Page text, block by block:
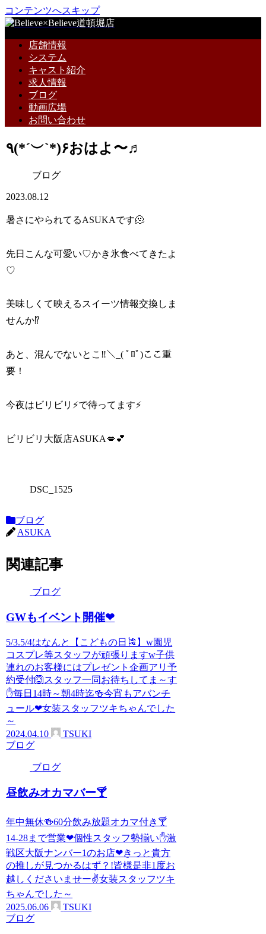
コンテンツへスキップ
店舗情報
システム
キャスト紹介
求人情報
ブログ
動画広場
お問い合わせ
٩(*´︶`*)۶おはよ〜♬
ブログ
2023.08.12
暑さにやられてるASUKAです🫠
先日こんな可愛い♡かき氷食べてきたよ
♡
美味しくて映えるスイーツ情報交換しま
せんか⁉️
あと、混んでないとこ‼️＼_( ﾟﾛﾟ)ここ重
要！
今夜はビリビリ⚡️で待ってます⚡️
ビリビリ大阪店ASUKA💋💕
DSC_1525
ブログ
ASUKA
関連記事
ブログ
GWもイベント開催❤
5/3.5/4はなんと【こどもの日🎏】w園児
コスプレ等スタッフが頑張りますw子供
連れのお客様にはプレゼント企画アリ予
約受付🙆スタッフ一同お待ちしてま～す
✋毎日14時～朝4時迄🍻今宵もアバンチ
ュール❤女装スタッフツキちゃんでした
～
2024.04.10
TSUKI
ブログ
ブログ
昼飲みオカマバー🍸
年中無休🍻60分飲み放題オカマ付き🍸
14-28まで営業❤個性スタッフ勢揃い✋激
戦区大阪ナンバー1のお店❤きっと貴方
の推しが見つかるはず？!皆様是非1度お
越しくださいませー✌女装スタッフツキ
ちゃんでした～
2025.06.06
TSUKI
ブログ